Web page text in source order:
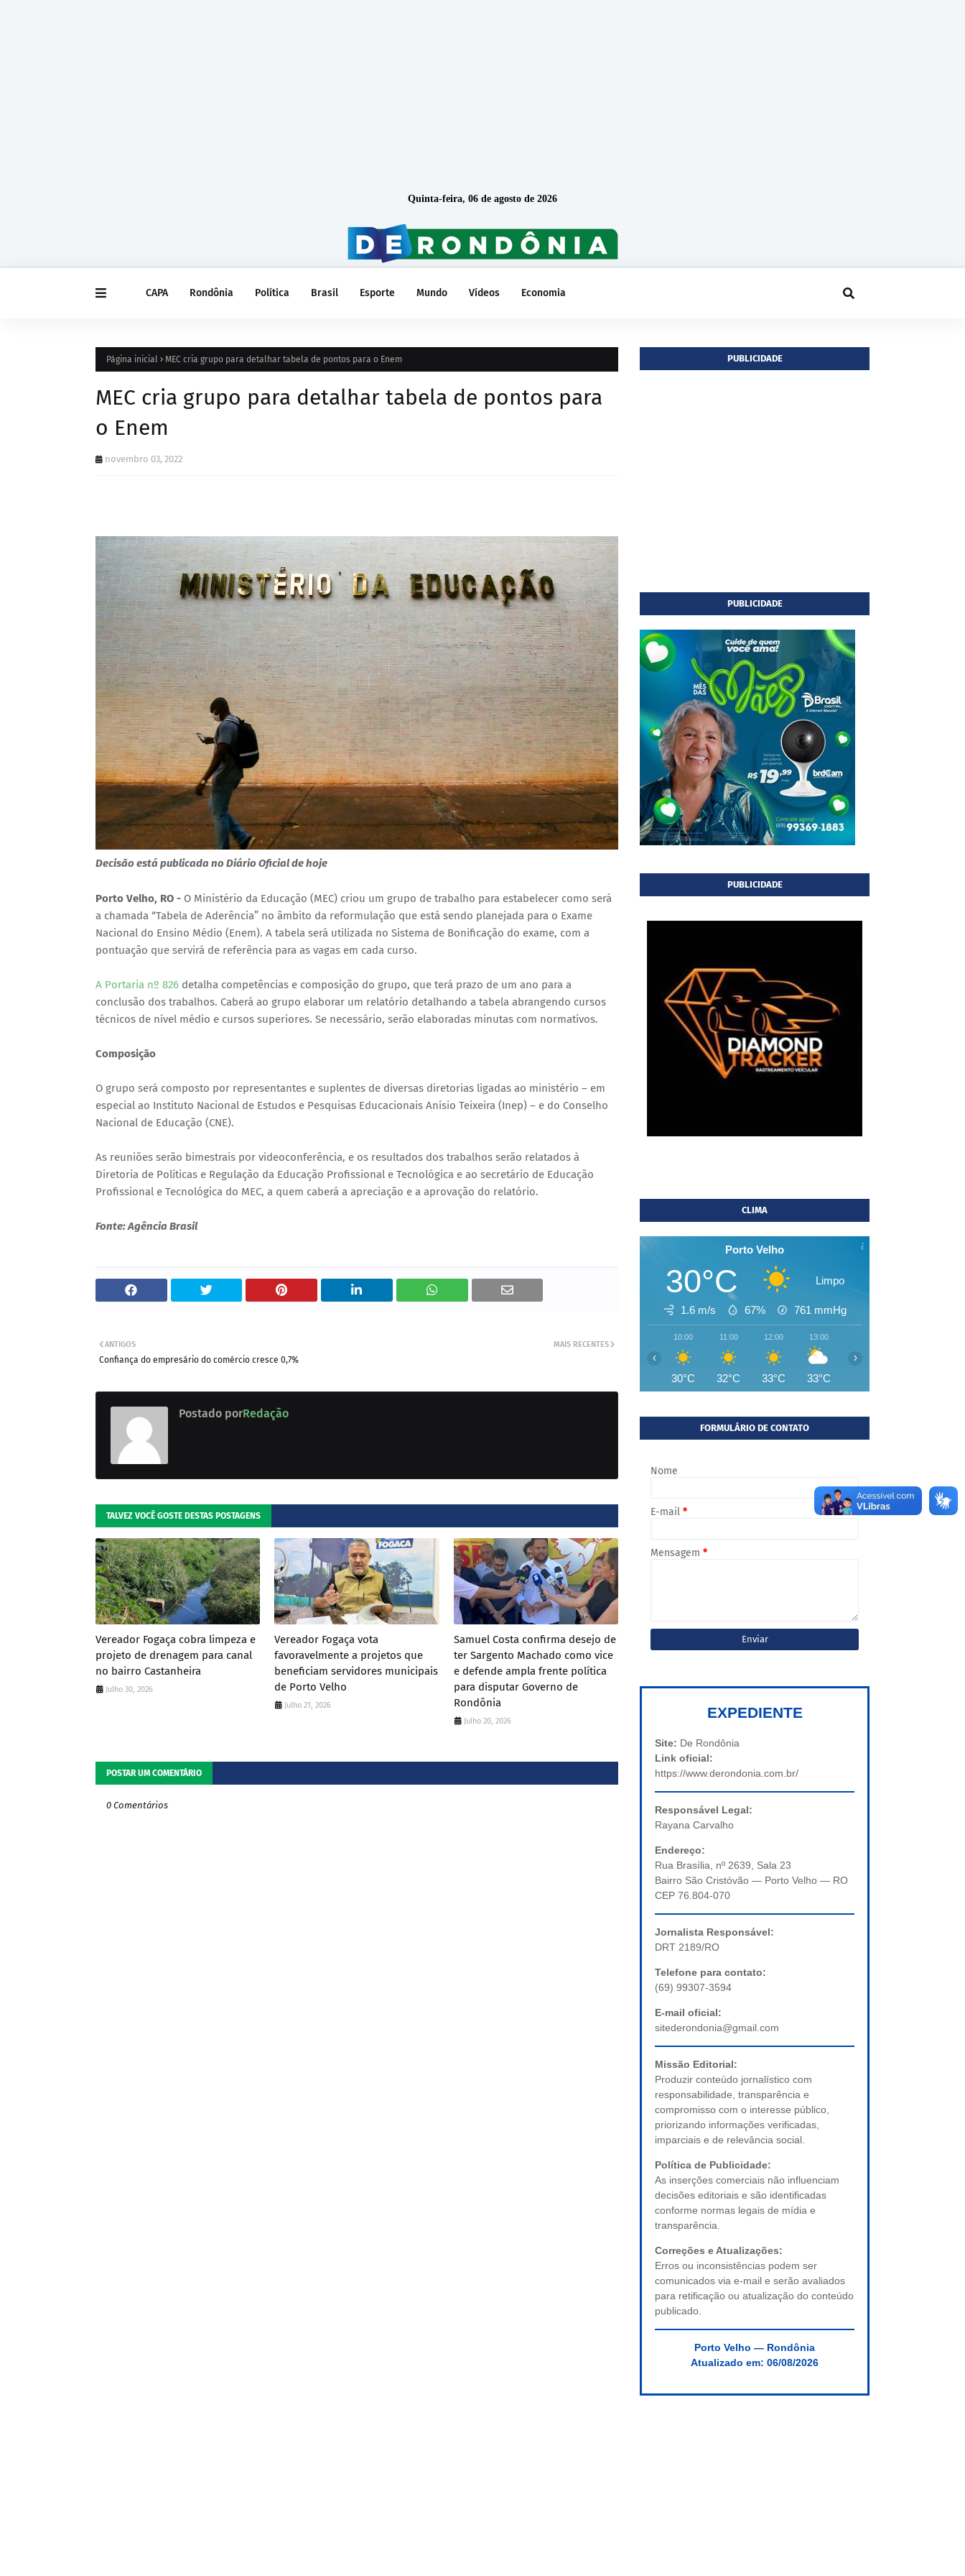
Quinta-feira, 06 de agosto de 2026
CAPA Rondônia Política Brasil Esporte Mundo Vídeos Economia
Página inicial MEC cria grupo para detalhar tabela de pontos para o Enem
MEC cria grupo para detalhar tabela de pontos para
o Enem
novembro 03, 2022
Decisão está publicada no Diário Oficial de hoje
Porto Velho, RO - O Ministério da Educação (MEC) criou um grupo de trabalho para estabelecer como será
a chamada “Tabela de Aderência” no âmbito da reformulação que está sendo planejada para o Exame
Nacional do Ensino Médio (Enem). A tabela será utilizada no Sistema de Bonificação do exame, com a
pontuação que servirá de referência para as vagas em cada curso.
A Portaria nº 826 detalha competências e composição do grupo, que terá prazo de um ano para a
conclusão dos trabalhos. Caberá ao grupo elaborar um relatório detalhando a tabela abrangendo cursos
técnicos de nível médio e cursos superiores. Se necessário, serão elaboradas minutas com normativos.
Composição
O grupo será composto por representantes e suplentes de diversas diretorias ligadas ao ministério – em
especial ao Instituto Nacional de Estudos e Pesquisas Educacionais Anísio Teixeira (Inep) – e do Conselho
Nacional de Educação (CNE).
As reuniões serão bimestrais por videoconferência, e os resultados dos trabalhos serão relatados à
Diretoria de Políticas e Regulação da Educação Profissional e Tecnológica e ao secretário de Educação
Profissional e Tecnológica do MEC, a quem caberá a apreciação e a aprovação do relatório.
Fonte: Agência Brasil
MAIS RECENTES
ANTIGOS
Confiança do empresário do comércio cresce 0,7%
Postado porRedação
TALVEZ VOCÊ GOSTE DESTAS POSTAGENS
Vereador Fogaça cobra limpeza e
projeto de drenagem para canal
no bairro Castanheira
Julho 30, 2026
Vereador Fogaça vota
favoravelmente a projetos que
beneficiam servidores municipais
de Porto Velho
Julho 21, 2026
Samuel Costa confirma desejo de
ter Sargento Machado como vice
e defende ampla frente política
para disputar Governo de
Rondônia
Julho 20, 2026
POSTAR UM COMENTÁRIO
0 Comentários
PUBLICIDADE
PUBLICIDADE
PUBLICIDADE
CLIMA
Porto Velho
30°C Limpo
1.6 m/s 67% 761 mmHg
10:00
30°C
11:00
32°C
12:00
33°C
13:00
33°C
‹ ›
FORMULÁRIO DE CONTATO
Nome
E-mail *
Mensagem *
EXPEDIENTE
Site: De Rondônia
Link oficial:
https://www.derondonia.com.br/
Responsável Legal:
Rayana Carvalho
Endereço:
Rua Brasília, nº 2639, Sala 23
Bairro São Cristóvão — Porto Velho — RO
CEP 76.804-070
Jornalista Responsável:
DRT 2189/RO
Telefone para contato:
(69) 99307-3594
E-mail oficial:
sitederondonia@gmail.com
Missão Editorial:
Produzir conteúdo jornalístico com
responsabilidade, transparência e
compromisso com o interesse público,
priorizando informações verificadas,
imparciais e de relevância social.
Política de Publicidade:
As inserções comerciais não influenciam
decisões editoriais e são identificadas
conforme normas legais de mídia e
transparência.
Correções e Atualizações:
Erros ou inconsistências podem ser
comunicados via e-mail e serão avaliados
para retificação ou atualização do conteúdo
publicado.
Porto Velho — Rondônia
Atualizado em: 06/08/2026